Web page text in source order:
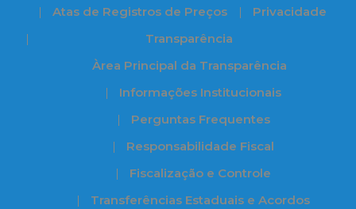
Atas de Registros de Preços
Privacidade
Transparência
Àrea Principal da Transparência
Informações Institucionais
Perguntas Frequentes
Responsabilidade Fiscal
Fiscalização e Controle
Transferências Estaduais e Acordos